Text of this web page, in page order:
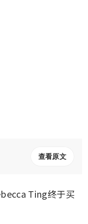
查看原文
Ting终于买